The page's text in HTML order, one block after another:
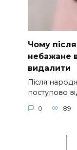
Чому
небажане
видалити
Після
поступово
0 89